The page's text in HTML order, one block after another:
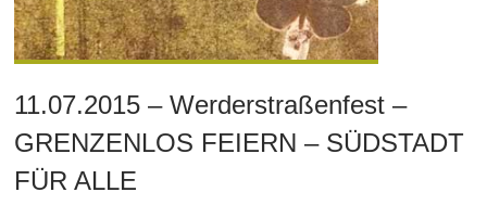
11.07.2015 – Werderstraßenfest –
GRENZENLOS FEIERN – SÜDSTADT
FÜR ALLE